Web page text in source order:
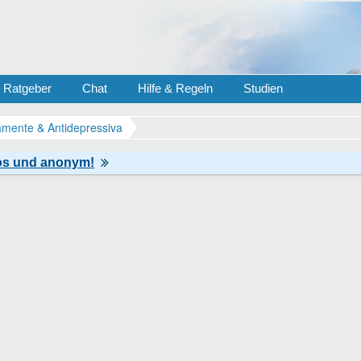
Ratgeber Chat Hilfe & Regeln Studien
& Antidepressiva